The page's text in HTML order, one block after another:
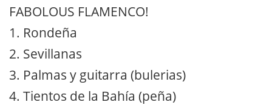
FABOLOUS FLAMENCO!
1. Rondeña
2. Sevillanas
3. Palmas y guitarra (bulerias)
4. Tientos de la Bahía (peña)